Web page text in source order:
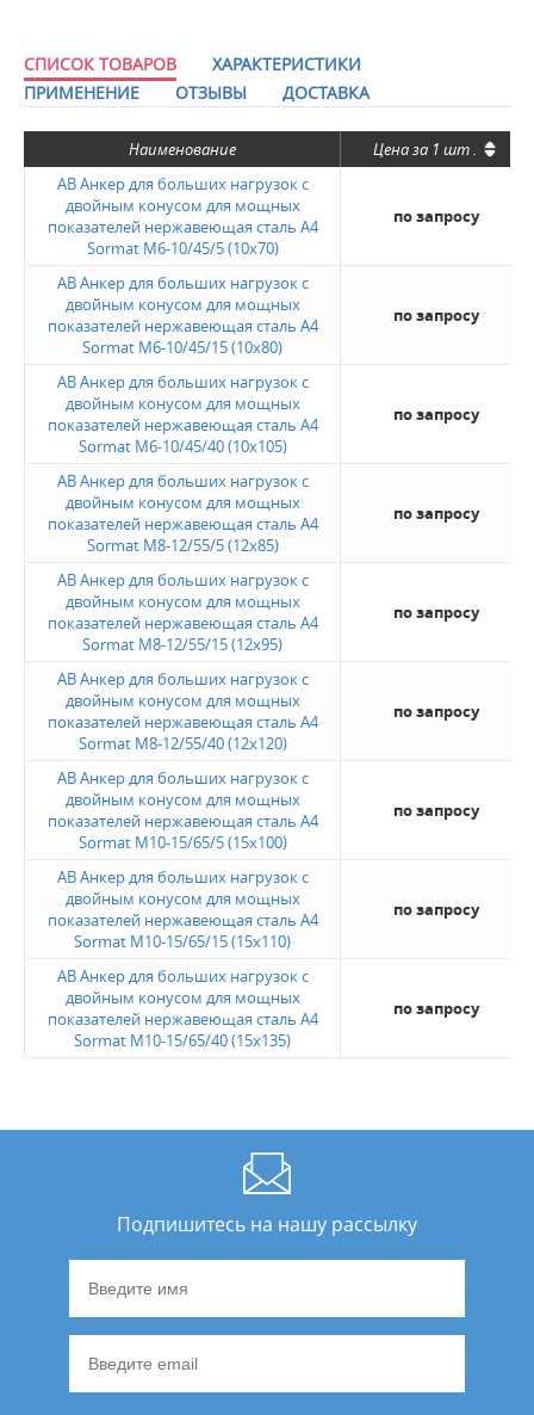
СПИСОК ТОВАРОВ
ХАРАКТЕРИСТИКИ
ПРИМЕНЕНИЕ
ОТЗЫВЫ ДОСТАВКА
Наименование Цена за 1 шт.
AB Анкер для больших нагрузок с
двойным конусом для мощных
показателей нержавеющая сталь A4
Sormat M6-10/45/5 (10х70)
по запросу
AB Анкер для больших нагрузок с
двойным конусом для мощных
показателей нержавеющая сталь A4
Sormat M6-10/45/15 (10х80)
по запросу
AB Анкер для больших нагрузок с
двойным конусом для мощных
показателей нержавеющая сталь A4
Sormat M6-10/45/40 (10х105)
по запросу
AB Анкер для больших нагрузок с
двойным конусом для мощных
показателей нержавеющая сталь A4
Sormat M8-12/55/5 (12х85)
по запросу
AB Анкер для больших нагрузок с
двойным конусом для мощных
показателей нержавеющая сталь A4
Sormat M8-12/55/15 (12х95)
по запросу
AB Анкер для больших нагрузок с
двойным конусом для мощных
показателей нержавеющая сталь A4
Sormat M8-12/55/40 (12х120)
по запросу
AB Анкер для больших нагрузок с
двойным конусом для мощных
показателей нержавеющая сталь A4
Sormat M10-15/65/5 (15х100)
по запросу
AB Анкер для больших нагрузок с
двойным конусом для мощных
показателей нержавеющая сталь A4
Sormat M10-15/65/15 (15х110)
по запросу
AB Анкер для больших нагрузок с
двойным конусом для мощных
показателей нержавеющая сталь A4
Sormat M10-15/65/40 (15х135)
по запросу
Подпишитесь на нашу рассылку